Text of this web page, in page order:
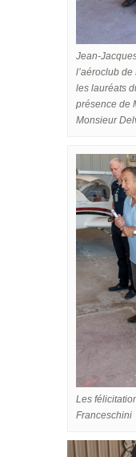
Jean-
l’aéroclub
les lauréats
présence de
Monsieur
Les
Franceschini